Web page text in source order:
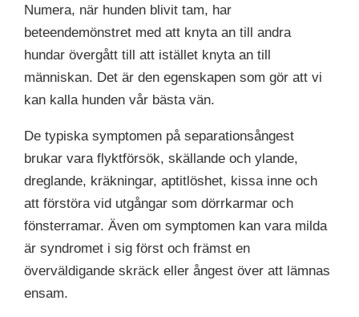
Numera, när hunden blivit tam, har
beteendemönstret med att knyta an till andra
hundar övergått till att istället knyta an till
människan. Det är den egenskapen som gör att vi
kan kalla hunden vår bästa vän.
De typiska symptomen på separationsångest
brukar vara flyktförsök, skällande och ylande,
dreglande, kräkningar, aptitlöshet, kissa inne och
att förstöra vid utgångar som dörrkarmar och
fönsterramar. Även om symptomen kan vara milda
är syndromet i sig först och främst en
överväldigande skräck eller ångest över att lämnas
ensam.